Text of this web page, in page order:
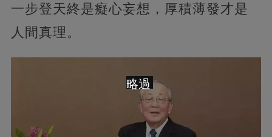
一步登天終是癡心妄想，厚積薄發才是
人間真理。
略過